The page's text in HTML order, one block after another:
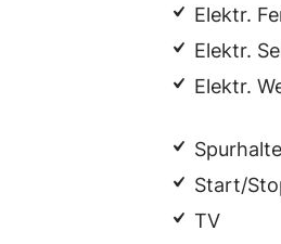
Elektr.
Elektr.
Elektr.
Start/
TV